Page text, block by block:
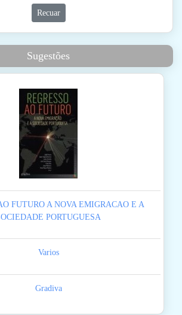
Recuar
Sugestões
FUTURO A NOVA EMIGRACAO E A
PORTUGUESA
Varios
Gradiva